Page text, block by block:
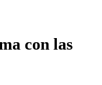
con las